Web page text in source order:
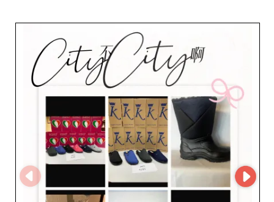
colliers, bracelets ou boucles d'oreilles, votre besoin sera
comblé. Les collections sont soigneusement
sélectionnées pour répondre aux tendances actuelles et
aux attentes de votre clientèle exigeante. Ce qui
distingue happy shopping, c'est son service
irréprochable et sa capacité à fournir des produits
fiables, garantis par une réputation solide et une
transparence totale. Les professionnels choisissent
happy shopping non seulement pour la diversité et la
qualité des produits, mais aussi pour la facilité
d'utilisation de leur MicroStore. Cet outil digital avancé
simplifie vos commandes et vous offre une visibilité
directe sur l’inventaire, facilitant ainsi une gestion rapide
et efficace de vos stocks. En choisissant happy shopping,
vous assurez à votre entreprise un accès à des
collections inspirantes et de haute qualité, tout en
profitant d'une expérience d'achat fluide et
professionnelle. Faites confiance à happy shopping pour
sublimer votre offre et fidéliser votre clientèle avec des
produits qui ne manqueront pas de séduire.